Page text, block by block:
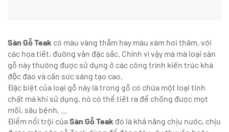
Sàn Gỗ Teak có màu vàng thẫm hay màu xám hơi thâm, với
các họa tiết, đường vân đặc sắc. Chính vì vậy mà mà loại sàn
gỗ này thường được sử dụng ở các công trình kiến trúc khá
độc đáo và cần sức sáng tạo cao.
Đặc biệt của loại gỗ này là trong gỗ có chứa một loại tinh
chất mà khi sử dụng, nó có thể tiết ra để chống được mọt
mối, sâu bệnh, …
Điểm nổi trội của Sàn Gỗ Teak đó là khả năng chịu nước, chịu